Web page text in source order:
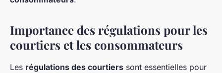
Importance des régulations pour les
courtiers et les consommateurs
Les régulations des courtiers sont essentielles pour